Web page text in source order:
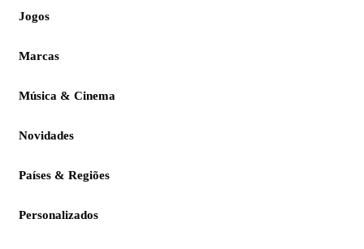
Jogos
Marcas
Música & Cinema
Novidades
Países & Regiões
Personalizados